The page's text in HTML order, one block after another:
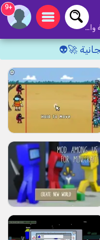
الألعاب والألعاب المجانية والألعاب عبر الإنترنت
+9
🚀👽